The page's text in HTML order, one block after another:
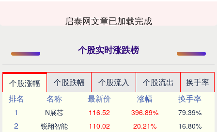
启泰网文章已加载完成
个股实时涨跌榜
个股涨幅 个股跌幅 个股流入 个股流出
换手率
排名
名称 最新价 涨幅
换手率
1
N展芯 116.52 396.89% 79.39%
2 锐翔智能 110.02 20.21% 16.80%